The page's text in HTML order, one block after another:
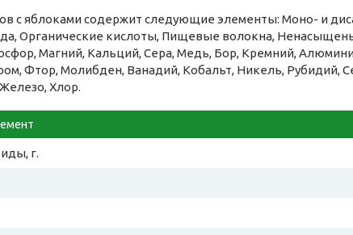
с яблоками содержит следующие элементы: Моно- и
Органические кислоты, Пищевые волокна,
Магний, Кальций, Сера, Медь, Бор, Кремний,
Фтор, Молибден, Ванадий, Кобальт, Никель, Рубидий,
Хлор.
г.